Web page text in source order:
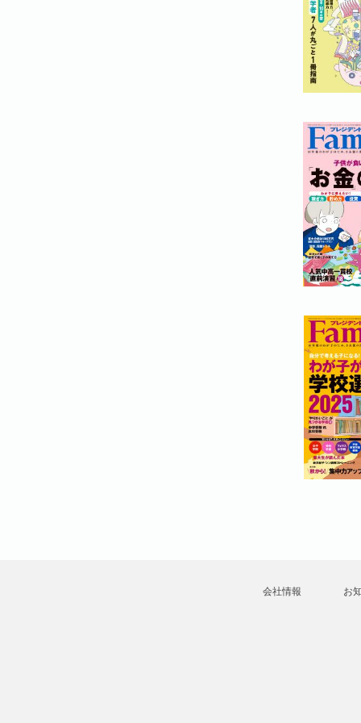
会社情報 お